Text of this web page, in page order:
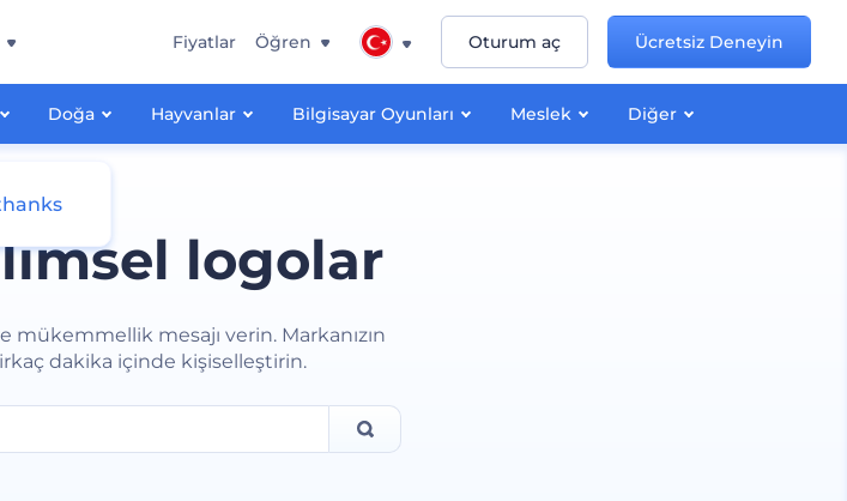
Doğa Hayvanlar Bilgisayar Oyunları Meslek Diğer
Fiyatlar Öğren Oturum aç Ücretsiz Deneyin
logolar
mesajı verin. Markanızın
dakika içinde kişiselleştirin.